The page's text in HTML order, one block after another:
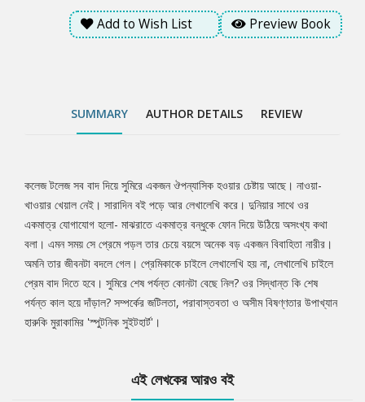
সম্পর্কের জটিলতা, পরাবাস্তবতা ও অসীম বিষণ্ণতার উপাখ্যান হারুকি
মুরাকামির 'স্পুটনিক সুইটহার্ট'।
Add to Wish List Preview Book
SUMMARY AUTHOR DETAILS REVIEW
Tab
Article
কলেজ টলেজ সব বাদ দিয়ে সুমিরে একজন ঔপন্যাসিক হওয়ার চেষ্টায় আছে। নাওয়া-
খাওয়ার খেয়াল নেই। সারাদিন বই পড়ে আর লেখালেখি করে। দুনিয়ার সাথে ওর
একমাত্র যোগাযোগ হলো- মাঝরাতে একমাত্র বন্ধুকে ফোন দিয়ে উঠিয়ে অসংখ্য কথা
বলা। এমন সময় সে প্রেমে পড়ল তার চেয়ে বয়সে অনেক বড় একজন বিবাহিতা নারীর।
অমনি তার জীবনটা বদলে গেল। প্রেমিকাকে চাইলে লেখালেখি হয় না, লেখালেখি চাইলে
প্রেম বাদ দিতে হবে। সুমিরে শেষ পর্যন্ত কোনটা বেছে নিল? ওর সিদ্ধান্ত কি শেষ
পর্যন্ত কাল হয়ে দাঁড়াল? সম্পর্কের জটিলতা, পরাবাস্তবতা ও অসীম বিষণ্ণতার উপাখ্যান
হারুকি মুরাকামির 'স্পুটনিক সুইটহার্ট'।
এই লেখকের আরও বই